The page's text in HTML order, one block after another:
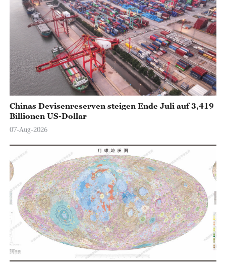
Chinas Devisenreserven steigen Ende Juli auf 3,419
Billionen US-Dollar
07-Aug-2026